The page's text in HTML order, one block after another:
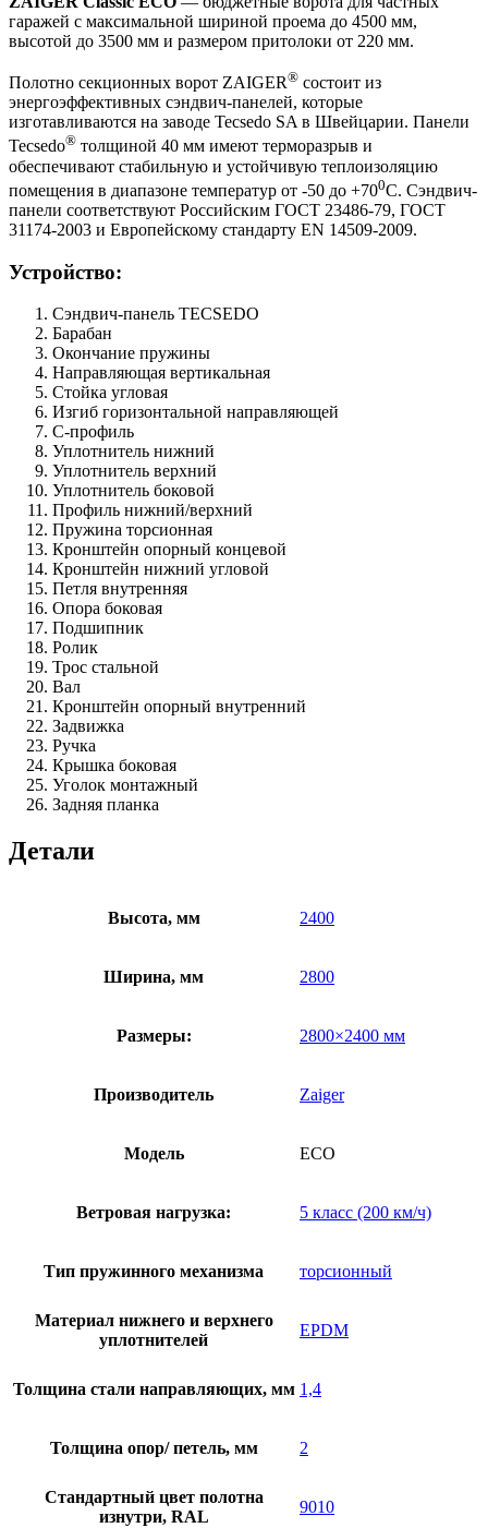
гаражей с максимальной шириной проема до 4500 мм,
высотой до 3500 мм и размером притолоки от 220 мм.
Полотно секционных ворот ZAIGER® состоит из
энергоэффективных сэндвич-панелей, которые
изготавливаются на заводе Tecsedo SA в Швейцарии. Панели
Tecsedo® толщиной 40 мм имеют терморазрыв и
обеспечивают стабильную и устойчивую теплоизоляцию
помещения в диапазоне температур от -50 до +700С. Сэндвич-
панели соответствуют Российским ГОСТ 23486-79, ГОСТ
31174-2003 и Европейскому стандарту EN 14509-2009.
Устройство:
Сэндвич-панель TECSEDO
Барабан
Окончание пружины
Направляющая вертикальная
Стойка угловая
Изгиб горизонтальной направляющей
С-профиль
Уплотнитель нижний
Уплотнитель верхний
Уплотнитель боковой
Профиль нижний/верхний
Пружина торсионная
Кронштейн опорный концевой
Кронштейн нижний угловой
Петля внутренняя
Опора боковая
Подшипник
Ролик
Трос стальной
Вал
Кронштейн опорный внутренний
Задвижка
Ручка
Крышка боковая
Уголок монтажный
Задняя планка
Детали
Высота, мм 2400
Ширина, мм 2800
Размеры: 2800×2400 мм
Производитель Zaiger
Модель ECO
Ветровая нагрузка: 5 класс (200 км/ч)
Тип пружинного механизма торсионный
Материал нижнего и верхнего
уплотнителей
EPDM
Толщина стали направляющих, мм 1,4
Толщина опор/ петель, мм 2
Стандартный цвет полотна
изнутри, RAL
9010